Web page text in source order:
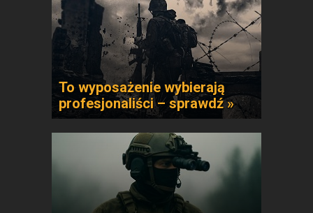
To wyposażenie wybierają
profesjonaliści – sprawdź »